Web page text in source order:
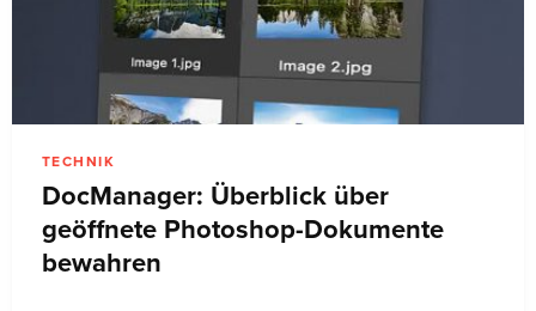
TECHNIK
DocManager: Überblick über
geöffnete Photoshop-Dokumente
bewahren